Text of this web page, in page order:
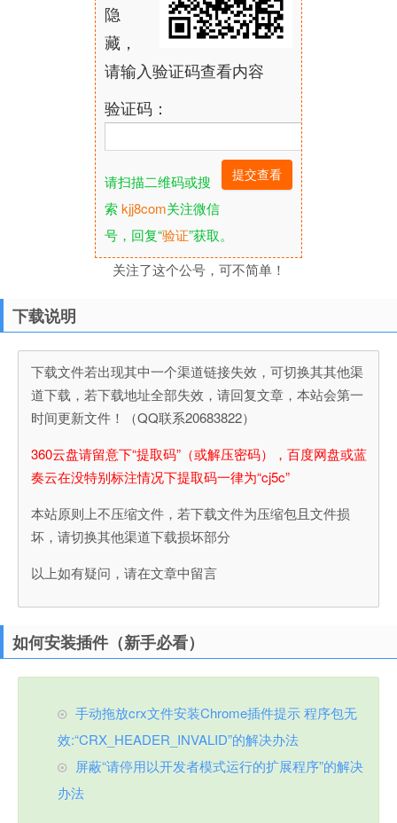
隐
藏，
请输入验证码查看内容
验证码：
请扫描二维码或搜
索kjj8com关注微信
号，回复“验证”获取。
关注了这个公号，可不简单！
下载说明
下载文件若出现其中一个渠道链接失效，可切换其其他渠
道下载，若下载地址全部失效，请回复文章，本站会第一
时间更新文件！（QQ联系20683822）
360云盘请留意下“提取码”（或解压密码），百度网盘或蓝
奏云在没特别标注情况下提取码一律为“cj5c”
本站原则上不压缩文件，若下载文件为压缩包且文件损
坏，请切换其他渠道下载损坏部分
以上如有疑问，请在文章中留言
如何安装插件（新手必看）
手动拖放crx文件安装Chrome插件提示 程序包无
效:“CRX_HEADER_INVALID”的解决办法
屏蔽“请停用以开发者模式运行的扩展程序”的解决
办法